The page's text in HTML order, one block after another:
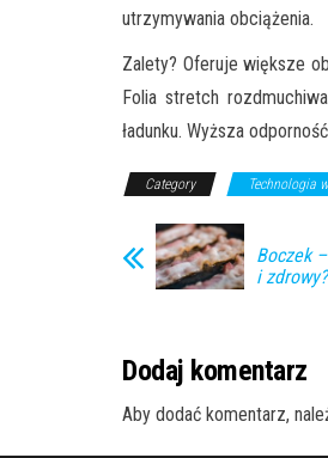
utrzymywania obciążenia.
Zalety? Oferuje większe
Folia stretch
ładunku. Wyższa
Category Technologia
Boczek
i
Dodaj komentarz
Aby dodać komentarz,